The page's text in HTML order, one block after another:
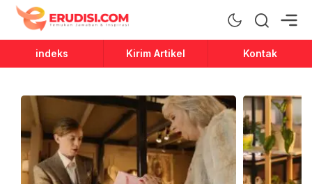
Erudisi
Temukan Jawaban dan Inspirasi
indeks Kirim Artikel Kontak